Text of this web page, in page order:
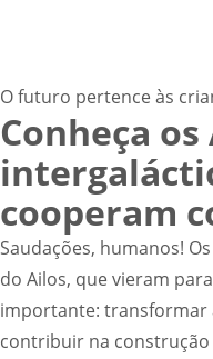
O futuro pertence às
Conheça
cooperam
Saudações, humanos!
do Ailos, que vieram
importante: transformar
contribuir na